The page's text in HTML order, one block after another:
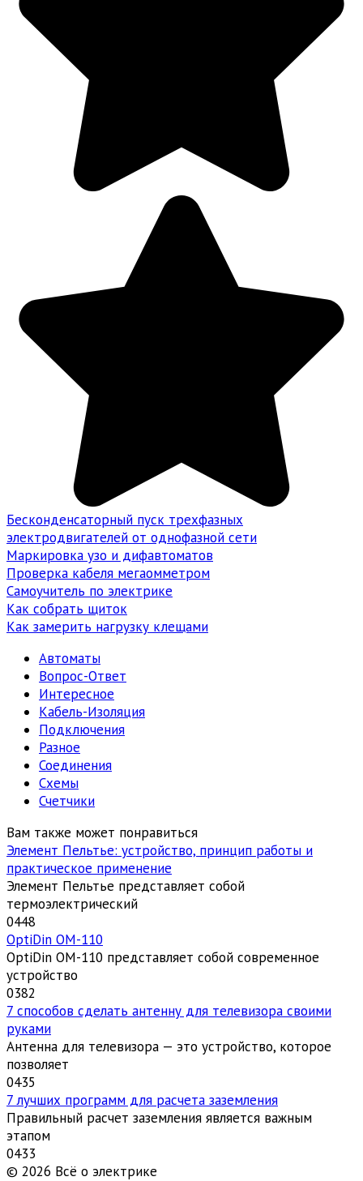
Бесконденсаторный пуск трехфазных
электродвигателей от однофазной сети
Маркировка узо и дифавтоматов
Проверка кабеля мегаомметром
Самоучитель по электрике
Как собрать щиток
Как замерить нагрузку клещами
Автоматы
Вопрос-Ответ
Интересное
Кабель-Изоляция
Подключения
Разное
Соединения
Схемы
Счетчики
Вам также может понравиться
Элемент Пельтье: устройство, принцип работы и
практическое применение
Элемент Пельтье представляет собой
термоэлектрический
0448
OptiDin ОМ-110
OptiDin ОМ-110 представляет собой современное
устройство
0382
7 способов сделать антенну для телевизора своими
руками
Антенна для телевизора — это устройство, которое
позволяет
0435
7 лучших программ для расчета заземления
Правильный расчет заземления является важным
этапом
0433
© 2026 Всё о электрике